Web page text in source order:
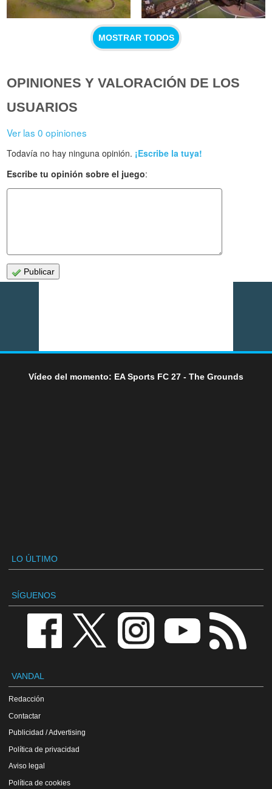
MOSTRAR TODOS
OPINIONES Y VALORACIÓN DE LOS
USUARIOS
Ver las 0 opiniones
Todavía no hay ninguna opinión. ¡Escribe la tuya!
Escribe tu opinión sobre el juego:
Publicar
Vídeo del momento: EA Sports FC 27 - The Grounds
LO ÚLTIMO
SÍGUENOS
VANDAL
Redacción
Contactar
Publicidad / Advertising
Política de privacidad
Aviso legal
Política de cookies